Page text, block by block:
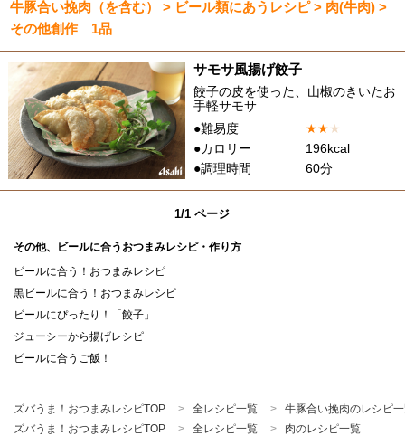
牛豚合い挽肉（を含む） > ビール類にあうレシピ > 肉(牛肉) >
その他創作 1品
サモサ風揚げ餃子
餃子の皮を使った、山椒のきいたお
手軽サモサ
●難易度
★★★
●カロリー
196kcal
●調理時間
60分
1/1 ページ
その他、ビールに合うおつまみレシピ・作り方
ビールに合う！おつまみレシピ
黒ビールに合う！おつまみレシピ
ビールにぴったり！「餃子」
ジューシーから揚げレシピ
ビールに合うご飯！
ズバうま！おつまみレシピTOP 全レシピ一覧
牛豚合い挽肉のレシピ
ズバうま！おつまみレシピTOP
全レシピ一覧 肉のレシピ一覧